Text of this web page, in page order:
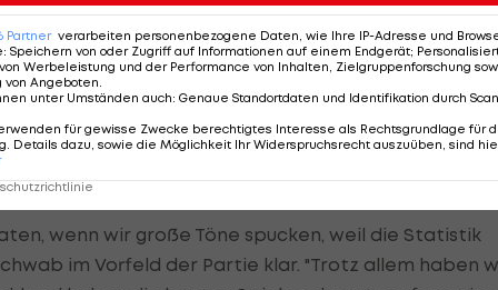
feiern.
gegen uns"
feilen, doch das Unterfangen gegen den Liga-
wenn wir große Töne spucken, weil die Statistik
im Vorfeld der Partie klar. "Trotz allem haben
Partner verarbeiten personenbezogene Daten, wie Ihre IP-Adresse und
: Speichern von oder Zugriff auf Informationen auf einem Endgerät;
Werbeleistung und der Performance von Inhalten, Zielgruppenforschung
von Angeboten.
unter Umständen auch: Genaue Standortdaten und Identifikation durch
für gewisse Zwecke berechtigtes Interesse als Rechtsgrundlage für
Details dazu, sowie die Möglichkeit Ihr Widerspruchsrecht auszuüben, sind